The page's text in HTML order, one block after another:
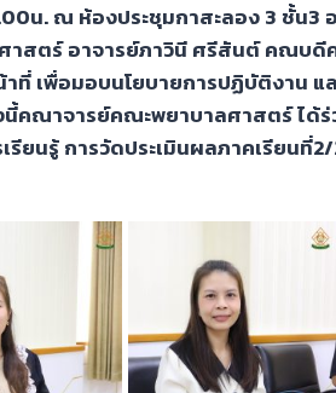
น. ณ ห้องประชุมกาสะลอง 3 ชั้น3
สตร์ อาจารย์ภาวินี ศรีสันต์ คณบดี
าที่ เพื่อมอบนโยบายการปฏิบัติงาน แ
คณาจารย์คณะพยาบาลศาสตร์ ได้
ยนรู้ การวัดประเมินผลภาคเรียนที่